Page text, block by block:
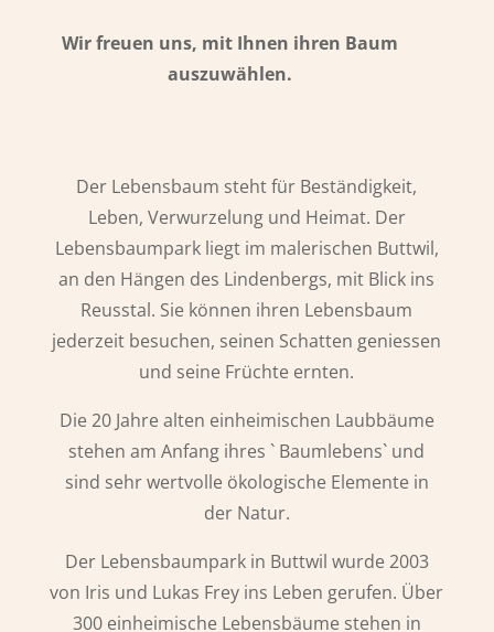
Wir freuen uns, mit Ihnen ihren Baum
auszuwählen.
Der Lebensbaum steht für Beständigkeit,
Leben, Verwurzelung und Heimat. Der
Lebensbaumpark liegt im malerischen Buttwil,
an den Hängen des Lindenbergs, mit Blick ins
Reusstal. Sie können ihren Lebensbaum
jederzeit besuchen, seinen Schatten geniessen
und seine Früchte ernten.
Die 20 Jahre alten einheimischen Laubbäume
stehen am Anfang ihres ` Baumlebens` und
sind sehr wertvolle ökologische Elemente in
der Natur.
Der Lebensbaumpark in Buttwil wurde 2003
von Iris und Lukas Frey ins Leben gerufen. Über
300 einheimische Lebensbäume stehen in